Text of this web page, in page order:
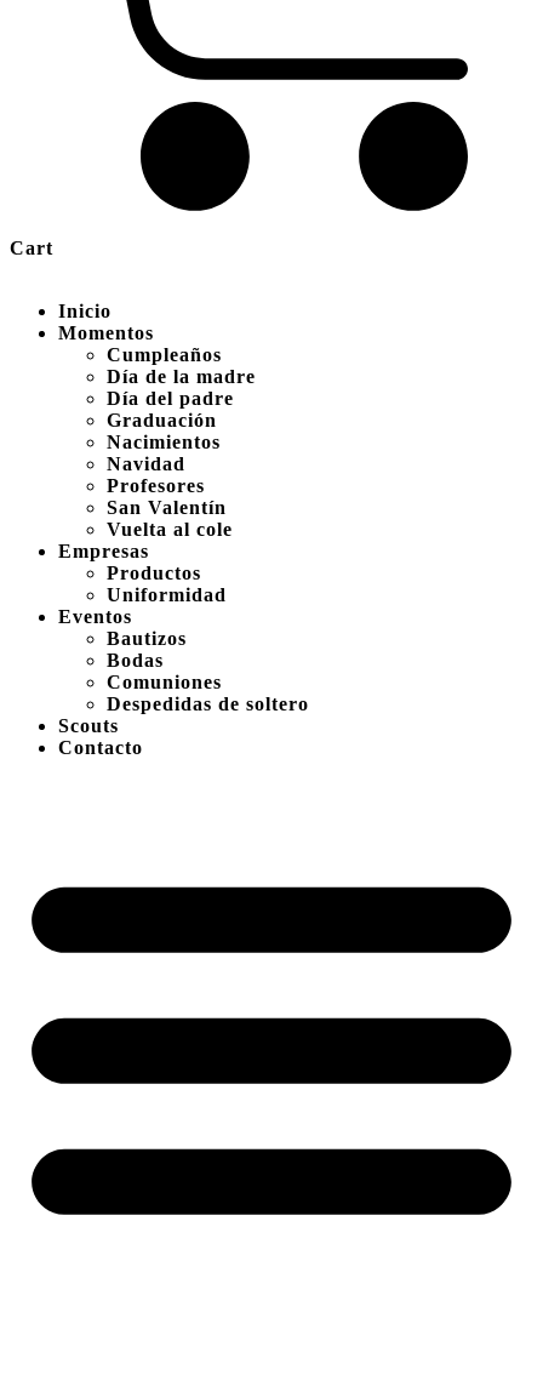
Cart
Inicio
Momentos
Cumpleaños
Día de la madre
Día del padre
Graduación
Nacimientos
Navidad
Profesores
San Valentín
Vuelta al cole
Empresas
Productos
Uniformidad
Eventos
Bautizos
Bodas
Comuniones
Despedidas de soltero
Scouts
Contacto